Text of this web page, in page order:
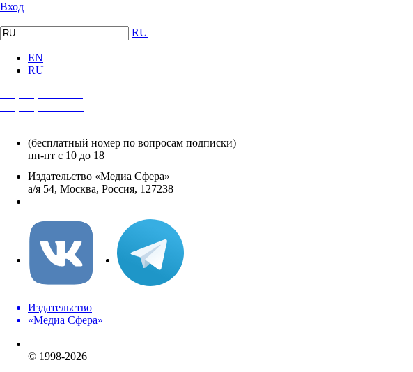
Вход
RU
EN
RU
(бесплатный номер по вопросам подписки)
пн-пт с 10 до 18
Издательство «Медиа Сфера»
а/я 54, Москва, Россия, 127238
Издательство
«Медиа Сфера»
© 1998-2026